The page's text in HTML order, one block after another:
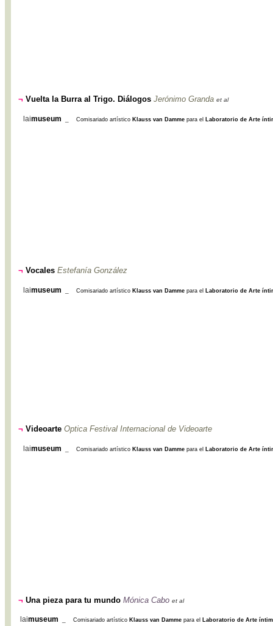
¬ Vuelta la Burra al Trigo. Diálogos Jerónimo Granda et al
laimuseum Comisariado artístico Klauss van Damme para el Laboratorio de Arte
¬ Vocales Estefanía González
laimuseum Comisariado artístico Klauss van Damme para el Laboratorio de Arte
¬ Videoarte Optica Festival Internacional de Videoarte
laimuseum Comisariado artístico Klauss van Damme para el Laboratorio de Arte
¬ Una pieza para tu mundo Mónica Cabo et al
laimuseum Comisariado artístico Klauss van Damme para el Laboratorio de Arte